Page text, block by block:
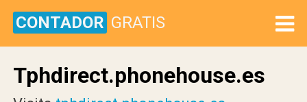
CONTADOR GRATIS
Tphdirect.phonehouse.es